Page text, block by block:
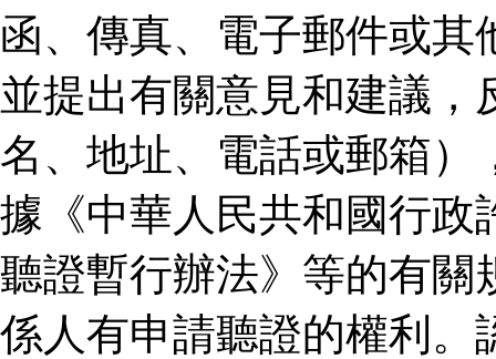
函、傳真、電子郵件或
並提出有關意見和建議
名、地址、電話或郵箱）
據《中華人民共和國行政
聽證暫行辦法》等的有關
係人有申請聽證的權利。